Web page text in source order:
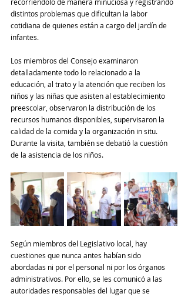
recorriéndolo de manera minuciosa y registrando
distintos problemas que dificultan la labor
cotidiana de quienes están a cargo del jardín de
infantes.
Los miembros del Consejo examinaron
detalladamente todo lo relacionado a la
educación, al trato y la atención que reciben los
niños y las niñas que asisten al establecimiento
preescolar, observaron la distribución de los
recursos humanos disponibles, supervisaron la
calidad de la comida y la organización in situ.
Durante la visita, también se debatió la cuestión
de la asistencia de los niños.
Según miembros del Legislativo local, hay
cuestiones que nunca antes habían sido
abordadas ni por el personal ni por los órganos
administrativos. Por ello, se les comunicó a las
autoridades responsables del lugar que se